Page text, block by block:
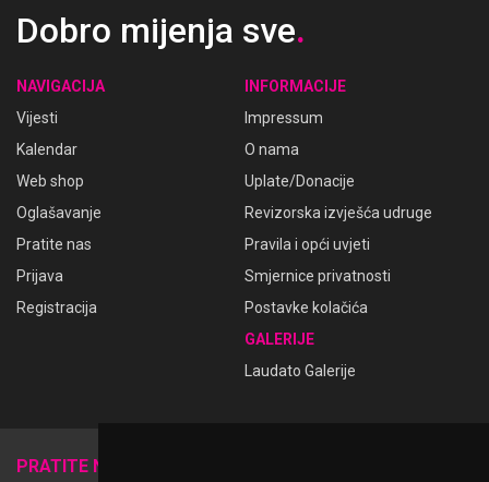
Dobro mijenja sve.
NAVIGACIJA
Vijesti
Kalendar
Web shop
Oglašavanje
Pratite nas
Prijava
Registracija
INFORMACIJE
Impressum
O nama
Uplate/Donacije
Revizorska izvješća udruge
Pravila i opći uvjeti
Smjernice privatnosti
Postavke kolačića
GALERIJE
Laudato Galerije
PRATITE NAS